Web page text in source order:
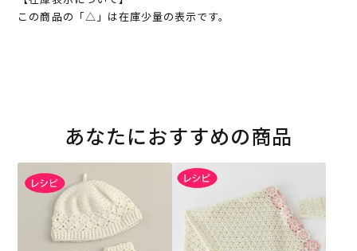
この商品の「△」は在庫少量の表示です。
あなたにおすすめの商品